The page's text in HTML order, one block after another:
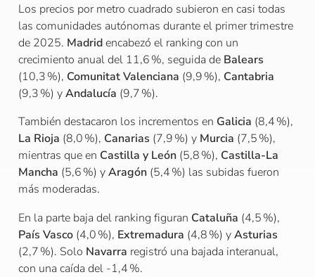
Los precios por metro cuadrado subieron en casi todas
las comunidades autónomas durante el primer trimestre
de 2025. Madridencabezó el ranking con un
crecimiento anual del 11,6 %, seguida de Balears
(10,3 %), Comunitat Valenciana (9,9 %), Cantabria
(9,3 %) yAndalucía (9,7 %).
También destacaron los incrementos en Galicia (8,4 %),
La Rioja (8,0 %), Canarias (7,9 %) y Murcia (7,5 %),
mientras que en Castilla y León (5,8 %), Castilla-La
Mancha (5,6 %) yAragón (5,4 %) las subidas fueron
más moderadas.
En la parte baja del ranking figuran Cataluña (4,5 %),
País Vasco (4,0 %), Extremadura (4,8 %) yAsturias
(2,7 %). Solo Navarra registró una bajada interanual,
con una caída del -1,4 %.